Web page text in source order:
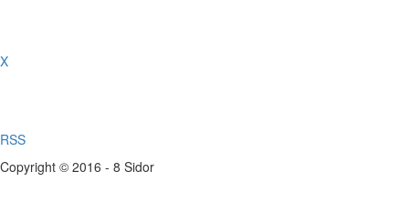
X
RSS
Copyright © 2016 - 8 Sidor